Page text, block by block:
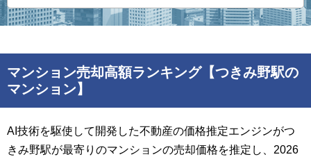
マンション売却高額ランキング【つきみ野駅の
マンション】
AI技術を駆使して開発した不動産の価格推定エンジンがつ
きみ野駅が最寄りのマンションの売却価格を推定し、2026